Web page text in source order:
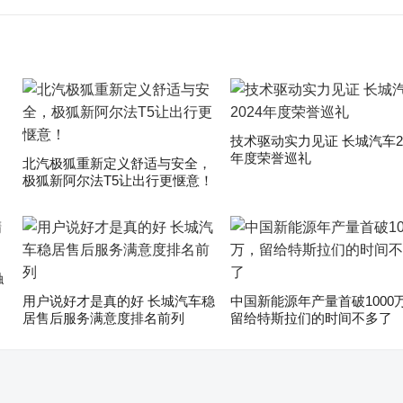
​北汽极狐重新定义舒适与安全，
极狐新阿尔法T5让出行更惬意！
技术驱动实力见证 长城汽车
年度荣誉巡礼
用户说好才是真的好 长城汽车稳
居售后服务满意度排名前列
中国新能源年产量首破1000
留给特斯拉们的时间不多了